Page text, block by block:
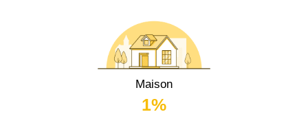
Maison
1%